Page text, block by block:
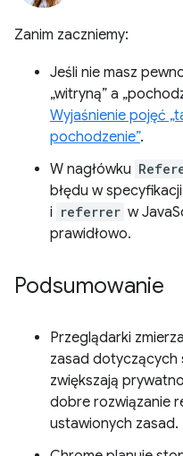
Zanim zaczniemy:
Jeśli nie masz
„witryną” a
Wyjaśnienie pojęć
pochodzenie”.
W nagłówku
błędu w
i referrer w
prawidłowo.
Podsumowanie
Przeglądarki
zasad dotyczących
zwiększają
dobre rozwiązanie
ustawionych zasad.